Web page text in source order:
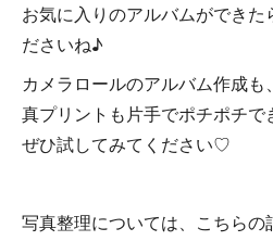
お気に入りのアルバムができた
ださいね♪
カメラロールのアルバム作成
真プリントも片手でポチポチで
ぜひ試してみてください♡
写真整理については、こちら